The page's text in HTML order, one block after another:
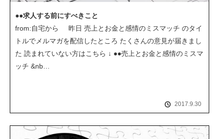
●●求人する前にすべきこと
from:自宅から 昨日 売上とお金と感情のミスマッチ のタイ
トルでメルマガを配信したところ たくさんの意見が届きまし
た 読まれていない方はこちら ↓ ●●売上とお金と感情のミスマ
ッチ &nb…
2017.9.30